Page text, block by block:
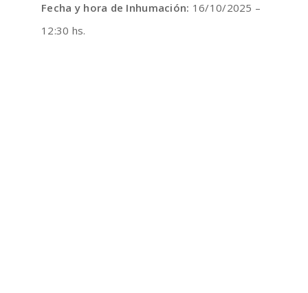
Fecha y hora de Inhumación: 16/10/2025 –
12:30 hs.